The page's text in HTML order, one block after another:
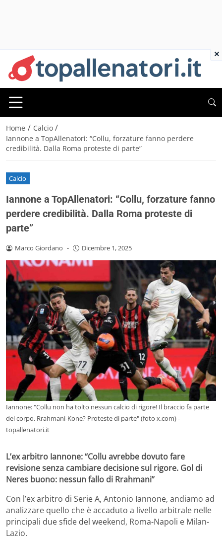
Home / Calcio /
Iannone a TopAllenatori: “Collu, forzature fanno perdere
credibilità. Dalla Roma proteste di parte”
Calcio
Iannone a TopAllenatori: “Collu, forzature fanno
perdere credibilità. Dalla Roma proteste di
parte”
Marco Giordano - Dicembre 1, 2025
Iannone: "Collu non ha tolto nessun calcio di rigore! Il braccio fa parte
del corpo. Rrahmani-Kone? Proteste di parte" (foto x.com) -
topallenatori.it
L’ex arbitro Iannone: “Collu avrebbe dovuto fare
revisione senza cambiare decisione sul rigore. Gol di
Neres buono: nessun fallo di Rrahmani”
Con l’ex arbitro di Serie A, Antonio Iannone, andiamo ad
analizzare quello che è accaduto a livello arbitrale nelle
principali due sfide del weekend, Roma-Napoli e Milan-
Lazio.
×